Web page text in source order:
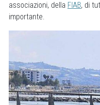
associazioni, della FIAB, di
importante.